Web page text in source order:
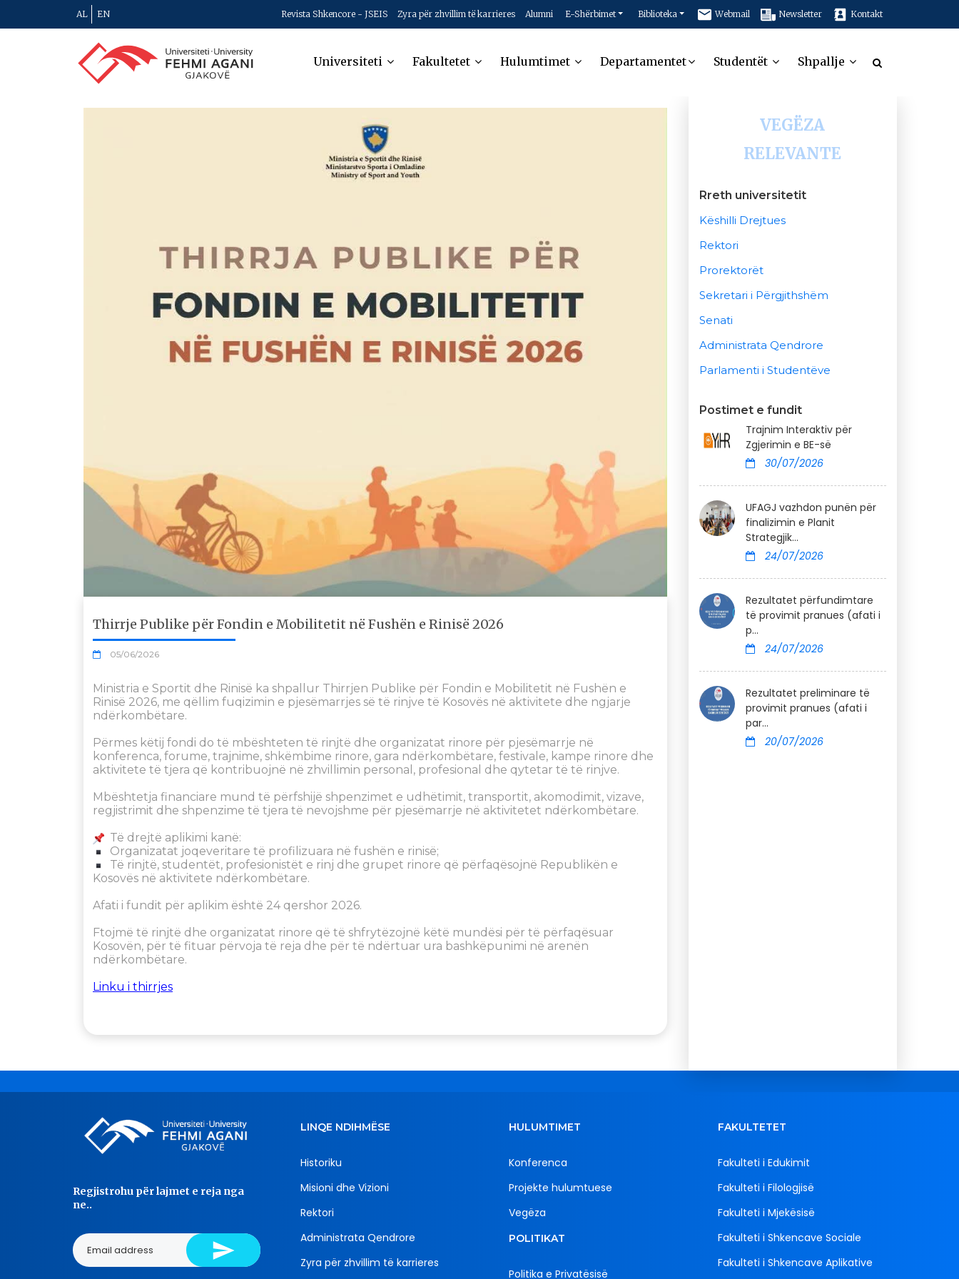
AL EN Revista Shkencore - JSEIS Zyra për zhvillim të karrieres Alumni E-Shërbimet Biblioteka Webmail Newsletter Kontakt
Universiteti Fakultetet Hulumtimet Departamentet Studentët Shpallje
Thirrje Publike për Fondin e Mobilitetit në Fushën e Rinisë 2026
05/06/2026
Ministria e Sportit dhe Rinisë ka shpallur Thirrjen Publike për Fondin e Mobilitetit në Fushën e
Rinisë 2026, me qëllim fuqizimin e pjesëmarrjes së të rinjve të Kosovës në aktivitete dhe ngjarje
ndërkombëtare.
Përmes këtij fondi do të mbështeten të rinjtë dhe organizatat rinore për pjesëmarrje në
konferenca, forume, trajnime, shkëmbime rinore, gara ndërkombëtare, festivale, kampe rinore dhe
aktivitete të tjera që kontribuojnë në zhvillimin personal, profesional dhe qytetar të të rinjve.
Mbështetja financiare mund të përfshijë shpenzimet e udhëtimit, transportit, akomodimit, vizave,
regjistrimit dhe shpenzime të tjera të nevojshme për pjesëmarrje në aktivitetet ndërkombëtare.
Të drejtë aplikimi kanë:
Organizatat joqeveritare të profilizuara në fushën e rinisë;
Të rinjtë, studentët, profesionistët e rinj dhe grupet rinore që përfaqësojnë Republikën e
Kosovës në aktivitete ndërkombëtare.
Afati i fundit për aplikim është 24 qershor 2026.
Ftojmë të rinjtë dhe organizatat rinore që të shfrytëzojnë këtë mundësi për të përfaqësuar
Kosovën, për të fituar përvoja të reja dhe për të ndërtuar ura bashkëpunimi në arenën
ndërkombëtare.
Linku i thirrjes
VEGËZA
RELEVANTE
Rreth universitetit
Këshilli Drejtues
Rektori
Prorektorët
Sekretari i Përgjithshëm
Senati
Administrata Qendrore
Parlamenti i Studentëve
Postimet e fundit
Trajnim Interaktiv për
Zgjerimin e BE-së
30/07/2026
UFAGJ vazhdon punën për
finalizimin e Planit
Strategjik...
24/07/2026
Rezultatet përfundimtare
të provimit pranues (afati i
p...
24/07/2026
Rezultatet preliminare të
provimit pranues (afati i
par...
20/07/2026
Regjistrohu për lajmet e reja nga
ne..
LINQE NDIHMËSE
Historiku
Misioni dhe Vizioni
Rektori
Administrata Qendrore
Zyra për zhvillim të karrieres
HULUMTIMET
Konferenca
Projekte hulumtuese
Vegëza
POLITIKAT
Politika e Privatësisë
FAKULTETET
Fakulteti i Edukimit
Fakulteti i Filologjisë
Fakulteti i Mjekësisë
Fakulteti i Shkencave Sociale
Fakulteti i Shkencave Aplikative